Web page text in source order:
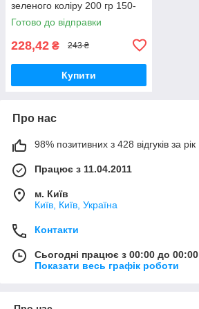
зеленого коліру 200 гр 150-
180 шт товщина 4 мм
Готово до відправки
228,42 ₴ 243 ₴
Купити
Про нас
98% позитивних з 428 відгуків за рік
Працює з 11.04.2011
м. Київ
Київ, Київ, Україна
Контакти
Сьогодні працює з 00:00 до 00:00
Показати весь графік роботи